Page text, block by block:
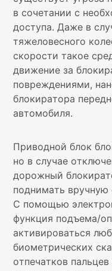
Социальные
сети
в сочетании с
доступа. Даже в
тяжеловесного
скорости такое
движение за
повреждениями,
блокиратора
автомобиля.
Приводной блок
но в случае
дорожный
поднимать
С помощью
функция подъема/
активироваться
биометрических
отпечатков